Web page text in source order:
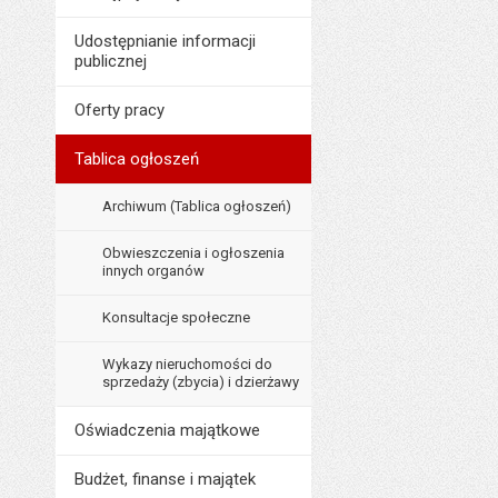
Udostępnianie informacji
publicznej
Oferty pracy
Tablica ogłoszeń
Archiwum (Tablica ogłoszeń)
Obwieszczenia i ogłoszenia
innych organów
Konsultacje społeczne
Wykazy nieruchomości do
sprzedaży (zbycia) i dzierżawy
Oświadczenia majątkowe
Budżet, finanse i majątek